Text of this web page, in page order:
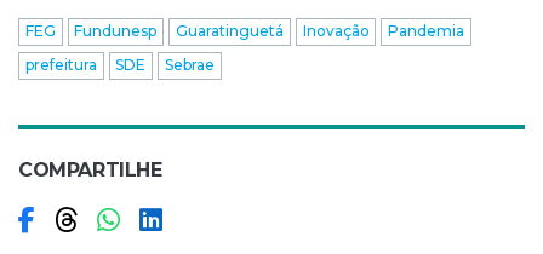
FEG Fundunesp Guaratinguetá Inovação
Pandemia
prefeitura
SDE Sebrae
COMPARTILHE
Compartilhar no Facebook
Compartilhar no Threads
Compartilhar no WhatsApp
Compartilhar no LinkedIn